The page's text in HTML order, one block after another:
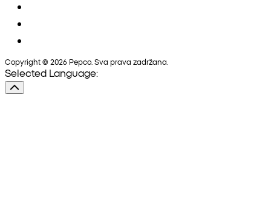
Copyright © 2026 Pepco. Sva prava zadržana.
Selected Language: